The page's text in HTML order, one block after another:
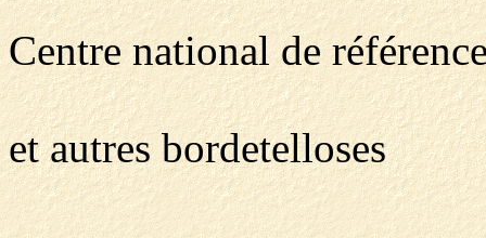
Centre national de
et autres bordetelloses